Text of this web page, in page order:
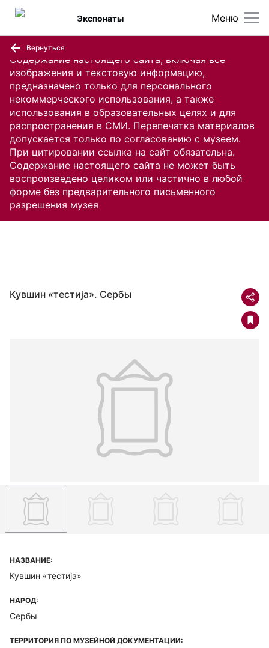
Содержание настоящего сайта, включая все
изображения и текстовую информацию,
предназначено только для персонального
некоммерческого использования, а также
использования в образовательных целях и для
распространения в СМИ. Перепечатка материалов
допускается только по согласованию с музеем.
При цитировании ссылка на сайт обязательна.
Содержание настоящего сайта не может быть
воспроизведено целиком или частично в любой
форме без предварительного письменного
разрешения музея
Меню
Экспонаты
Вернуться
Кувшин «тестиjа». Сербы
НАЗВАНИЕ:
Кувшин «тестиjа»
НАРОД:
Сербы
ТЕРРИТОРИЯ ПО МУЗЕЙНОЙ ДОКУМЕНТАЦИИ: